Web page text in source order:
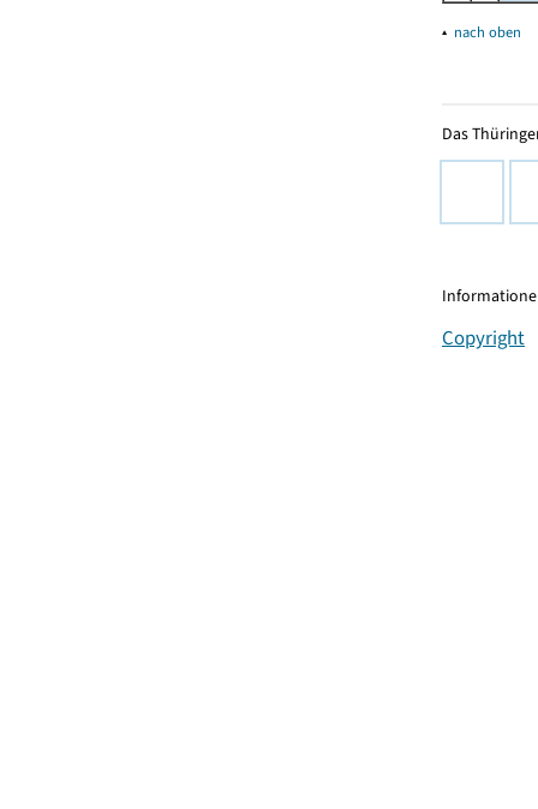
▴ nach oben
Das
Copyright